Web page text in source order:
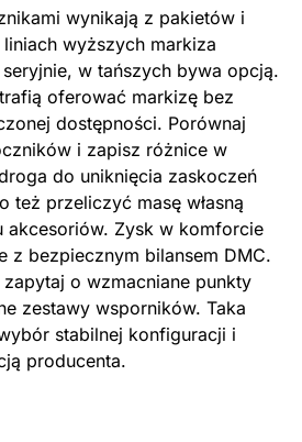
wynikają z pakietów i
wyższych markiza
w tańszych bywa opcją.
oferować markizę bez
dostępności. Porównaj
i zapisz różnice w
do uniknięcia zaskoczeń
też przeliczyć masę własną
akcesoriów. Zysk w komforcie
z bezpiecznym bilansem DMC.
o wzmacniane punkty
zestawy wsporników. Taka
stabilnej konfiguracji i
producenta.